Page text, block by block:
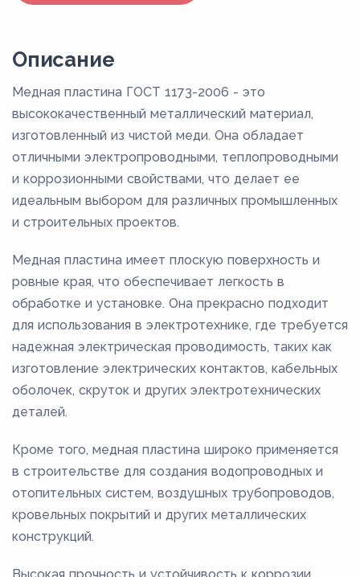
Описание
Медная пластина ГОСТ 1173-2006 - это
высококачественный металлический материал,
изготовленный из чистой меди. Она обладает
отличными электропроводными, теплопроводными
и коррозионными свойствами, что делает ее
идеальным выбором для различных промышленных
и строительных проектов.
Медная пластина имеет плоскую поверхность и
ровные края, что обеспечивает легкость в
обработке и установке. Она прекрасно подходит
для использования в электротехнике, где требуется
надежная электрическая проводимость, таких как
изготовление электрических контактов, кабельных
оболочек, скруток и других электротехнических
деталей.
Кроме того, медная пластина широко применяется
в строительстве для создания водопроводных и
отопительных систем, воздушных трубопроводов,
кровельных покрытий и других металлических
конструкций.